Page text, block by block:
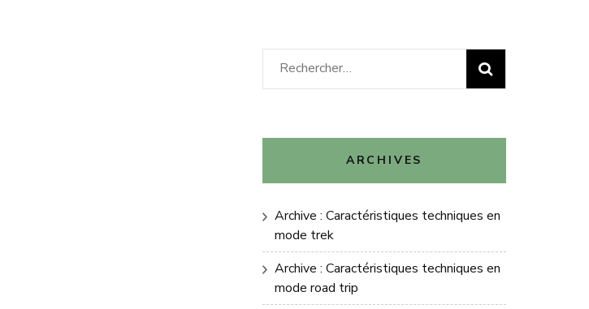
Rechercher :
ARCHIVES
Archive : Caractéristiques techniques en
mode trek
Archive : Caractéristiques techniques en
mode road trip